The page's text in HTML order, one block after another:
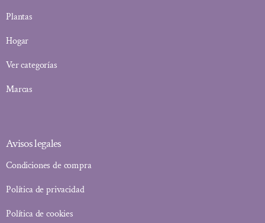
Plantas
Hogar
Ver categorías
Marcas
Avisos legales
Condiciones de compra
Política de privacidad
Política de cookies